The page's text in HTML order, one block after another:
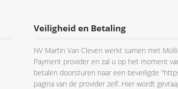
Veiligheid en Betaling
NV Martin Van Cleven werkt samen met
Payment provider en zal u op het moment
betalen doorsturen naar een beveiligde
pagina van de provider zelf. Hier wordt